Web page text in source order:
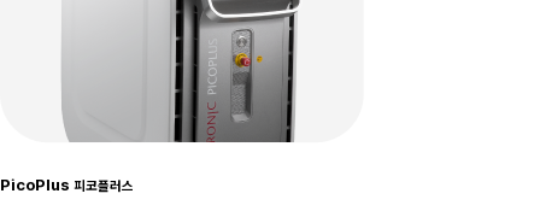
PicoPlus 피코플러스